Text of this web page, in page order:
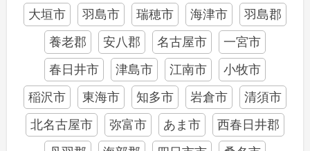
大垣市 羽島市 瑞穂市 海津市
羽島郡
養老郡
安八郡 名古屋市
一宮市
春日井市
津島市 江南市
小牧市
稲沢市
東海市 知多市 岩倉市
清須市
北名古屋市
弥富市 あま市
西春日井郡